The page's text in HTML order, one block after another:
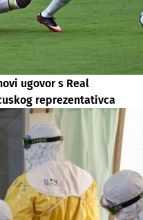
ugovor s Real
reprezentativca